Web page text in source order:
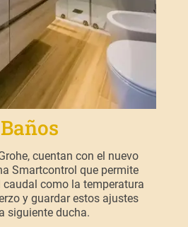
Baños
cuentan con el nuevo
Smartcontrol que permite
como la temperatura
y guardar estos ajustes
siguiente ducha.